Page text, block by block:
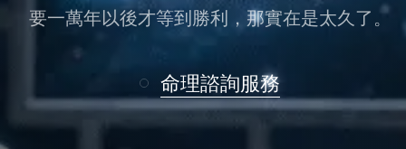
要一萬年以後才等到勝利，那實在是太久了。
命理諮詢服務